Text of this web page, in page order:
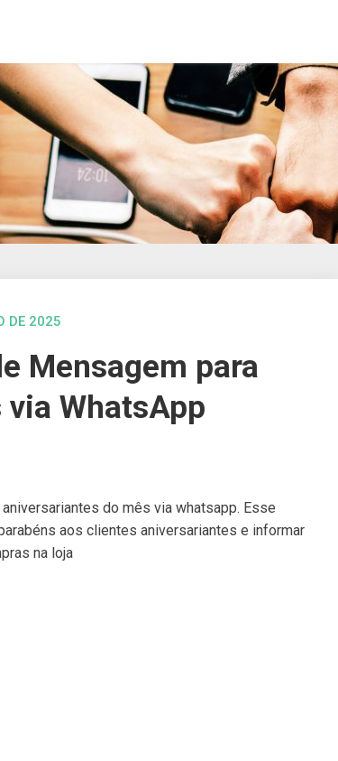
DE 2025
Mensagem para
WhatsApp
do mês via whatsapp. Esse
aos clientes aniversariantes e informar
na loja